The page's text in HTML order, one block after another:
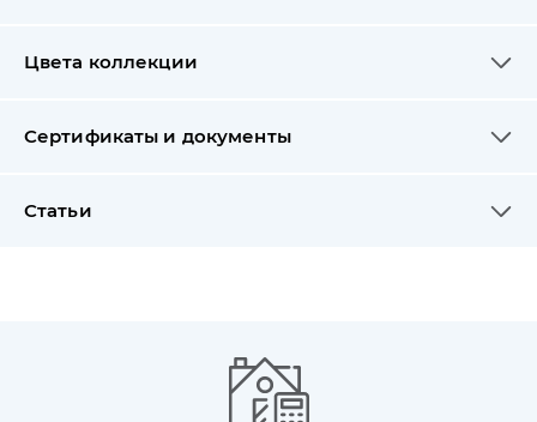
Цвета коллекции
Сертификаты и документы
Статьи